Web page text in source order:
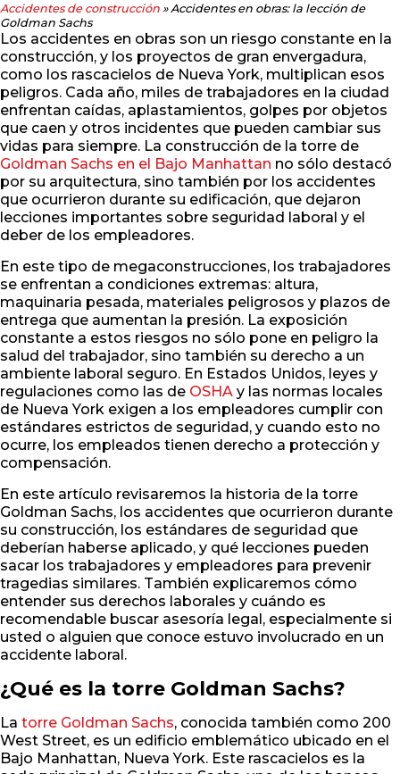
Accidentes de construcción » Accidentes en obras: la lección de
Goldman Sachs
Los accidentes en obras son un riesgo constante en la
construcción, y los proyectos de gran envergadura,
como los rascacielos de Nueva York, multiplican esos
peligros. Cada año, miles de trabajadores en la ciudad
enfrentan caídas, aplastamientos, golpes por objetos
que caen y otros incidentes que pueden cambiar sus
vidas para siempre. La construcción de la torre de
Goldman Sachs en el Bajo Manhattan no sólo destacó
por su arquitectura, sino también por los accidentes
que ocurrieron durante su edificación, que dejaron
lecciones importantes sobre seguridad laboral y el
deber de los empleadores.
En este tipo de megaconstrucciones, los trabajadores
se enfrentan a condiciones extremas: altura,
maquinaria pesada, materiales peligrosos y plazos de
entrega que aumentan la presión. La exposición
constante a estos riesgos no sólo pone en peligro la
salud del trabajador, sino también su derecho a un
ambiente laboral seguro. En Estados Unidos, leyes y
regulaciones como las de OSHA y las normas locales
de Nueva York exigen a los empleadores cumplir con
estándares estrictos de seguridad, y cuando esto no
ocurre, los empleados tienen derecho a protección y
compensación.
En este artículo revisaremos la historia de la torre
Goldman Sachs, los accidentes que ocurrieron durante
su construcción, los estándares de seguridad que
deberían haberse aplicado, y qué lecciones pueden
sacar los trabajadores y empleadores para prevenir
tragedias similares. También explicaremos cómo
entender sus derechos laborales y cuándo es
recomendable buscar asesoría legal, especialmente si
usted o alguien que conoce estuvo involucrado en un
accidente laboral.
¿Qué es la torre Goldman Sachs?
La torre Goldman Sachs, conocida también como 200
West Street, es un edificio emblemático ubicado en el
Bajo Manhattan, Nueva York. Este rascacielos es la